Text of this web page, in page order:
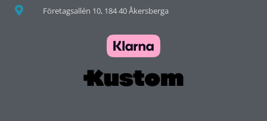
Företagsallén 10, 184 40 Åkersberga